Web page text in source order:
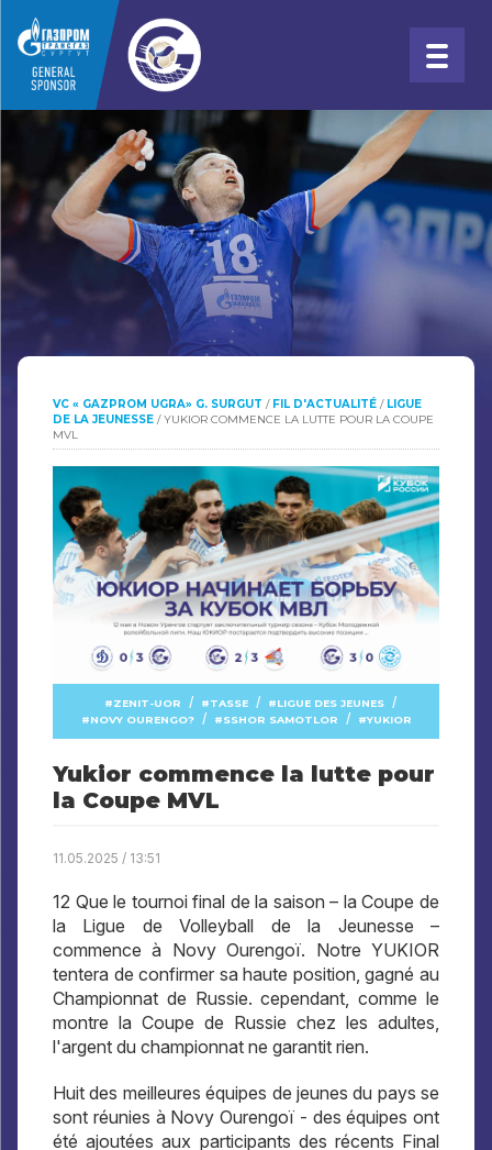
VC « GAZPROM UGRA» G. SURGUT / FIL D'ACTUALITÉ / LIGUE
DE LA JEUNESSE /YUKIOR COMMENCE LA LUTTE POUR LA COUPE
MVL
ZENIT-UOR / TASSE / LIGUE DES JEUNES /
NOVY OURENGO? / SSHOR SAMOTLOR / YUKIOR
Yukior commence la lutte pour
la Coupe MVL
11.05.2025 / 13:51
12 Que le tournoi final de la saison – la Coupe de
la Ligue de Volleyball de la Jeunesse –
commence à Novy Ourengoï. Notre YUKIOR
tentera de confirmer sa haute position, gagné au
Championnat de Russie. cependant, comme le
montre la Coupe de Russie chez les adultes,
l'argent du championnat ne garantit rien.
Huit des meilleures équipes de jeunes du pays se
sont réunies à Novy Ourengoï - des équipes ont
été ajoutées aux participants des récents Final